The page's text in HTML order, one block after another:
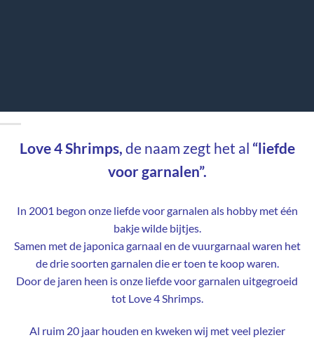
Love 4 Shrimps, de naam zegt het al “liefde
voor garnalen”.
In 2001 begon onze liefde voor garnalen als hobby met één
bakje wilde bijtjes.
Samen met de japonica garnaal en de vuurgarnaal waren het
de drie soorten garnalen die er toen te koop waren.
Door de jaren heen is onze liefde voor garnalen uitgegroeid
tot Love 4 Shrimps.
Al ruim 20 jaar houden en kweken wij met veel plezier